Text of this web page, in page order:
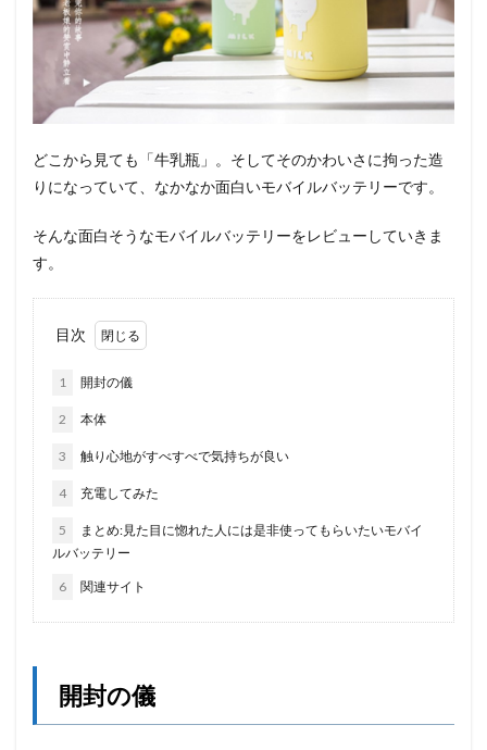
どこから見ても「牛乳瓶」。そしてそのかわいさに拘った造
りになっていて、なかなか面白いモバイルバッテリーです。
そんな面白そうなモバイルバッテリーをレビューしていきま
す。
目次
1 開封の儀
2 本体
3 触り心地がすべすべで気持ちが良い
4 充電してみた
5
まとめ:見た目に惚れた人には是非使ってもらいたいモバイ
ルバッテリー
6 関連サイト
開封の儀